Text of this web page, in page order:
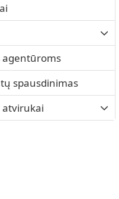
agentūroms
spausdinimas
atvirukai